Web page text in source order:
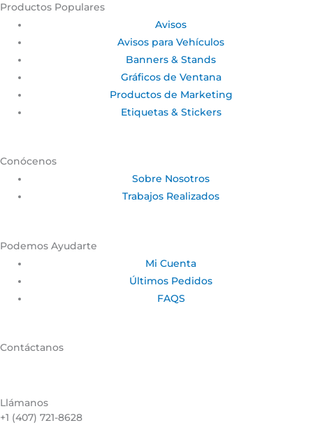
Productos Populares
Avisos
Avisos para Vehículos
Banners & Stands
Gráficos de Ventana
Productos de Marketing
Etiquetas & Stickers
Conócenos
Sobre Nosotros
Trabajos Realizados
Podemos Ayudarte
Mi Cuenta
Últimos Pedidos
FAQS
Contáctanos
Llámanos
+1 (407) 721-8628